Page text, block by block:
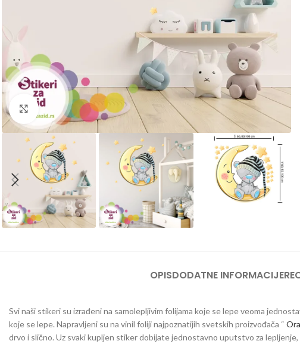
Kliknite za uvećanje
OPISDODATNE INFORMACIJE
Svi naši stikeri su izrađeni na samolepljivim folijama koje se lepe veoma
koje se lepe. Napravljeni su na vinil foliji najpoznatijih svetskih proizvođača “
drvo i slično. Uz svaki kupljen stiker dobijate jednostavno uputstvo za